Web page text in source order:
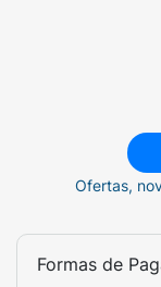
Ofertas,
Formas de